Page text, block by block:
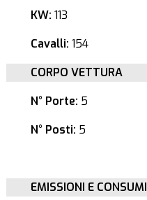
KW: 113
Cavalli: 154
CORPO VETTURA
N° Porte: 5
N° Posti: 5
EMISSIONI E CONSUMI